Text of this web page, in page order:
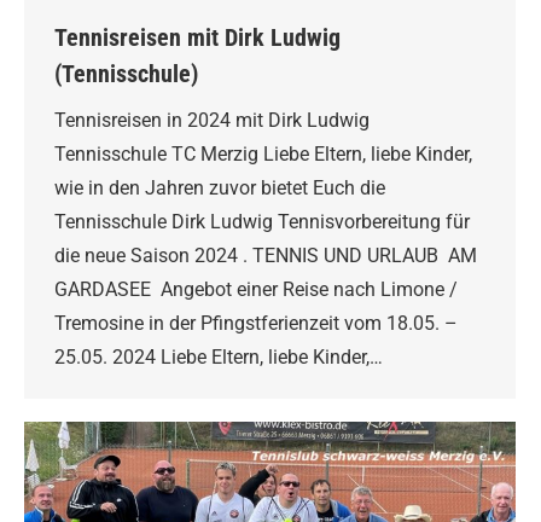
Tennisreisen mit Dirk Ludwig
(Tennisschule)
Tennisreisen in 2024 mit Dirk Ludwig
Tennisschule TC Merzig Liebe Eltern, liebe Kinder,
wie in den Jahren zuvor bietet Euch die
Tennisschule Dirk Ludwig Tennisvorbereitung für
die neue Saison 2024 . TENNIS UND URLAUB AM
GARDASEE Angebot einer Reise nach Limone /
Tremosine in der Pfingstferienzeit vom 18.05. –
25.05. 2024 Liebe Eltern, liebe Kinder,…